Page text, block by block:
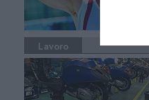
Lavoro